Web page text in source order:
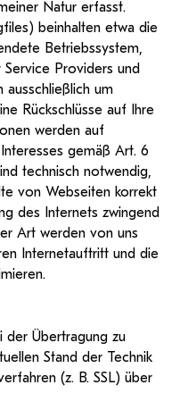
Natur erfasst.
beinhalten etwa die
Betriebssystem,
Providers und
ausschließlich um
Rückschlüsse auf Ihre
werden auf
gemäß Art. 6
technisch notwendig,
von Webseiten korrekt
des Internets zwingend
Art werden von uns
Internetauftritt und die
der Übertragung zu
Stand der Technik
(z. B. SSL) über
Online Hilfe
nicht über
über den oben